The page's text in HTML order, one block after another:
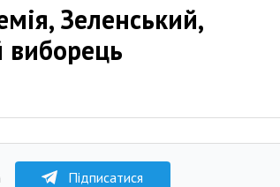
Зеленський,
виборець
Підписатися